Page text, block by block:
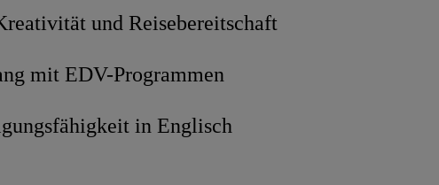
und Reisebereitschaft
mit EDV-Programmen
in Englisch